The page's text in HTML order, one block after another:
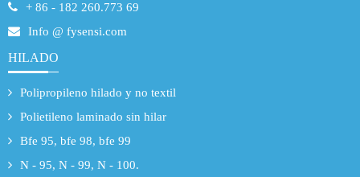
+ 86 - 182 260.773 69
Info @ fysensi.com
HILADO
Polipropileno hilado y no textil
Polietileno laminado sin hilar
Bfe 95, bfe 98, bfe 99
N - 95, N - 99, N - 100.